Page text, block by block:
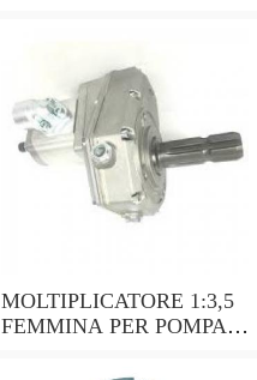
DELTASTORE
MOLTIPLICATORE 1:3,5
FEMMINA PER POMPA